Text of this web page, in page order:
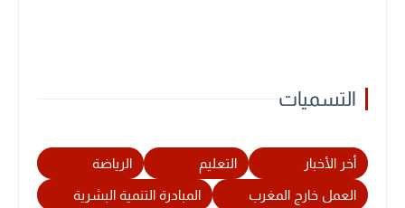
التسميات
أخر الأخبار التعليم الرياضة
العمل خارج المغرب المبادرة التنمية البشرية